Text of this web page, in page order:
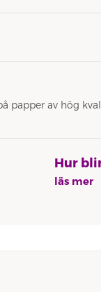
papper av hög
Hur
läs mer